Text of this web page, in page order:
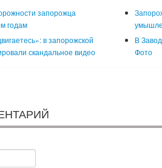
запорожца
годам
в запорожской
скандальное видео
В
Фото